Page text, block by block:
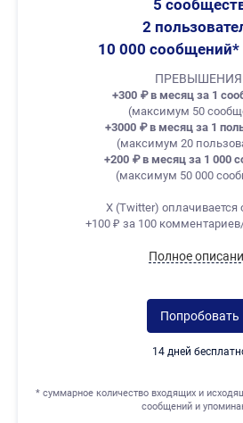
5
2
10 000 сообщений*
+300 ₽в месяц за 1
(максимум 50
+3000 ₽в месяц за 1
(максимум 20
+200 ₽в месяц за 1 000
(максимум 50 000
X (Twitter) оплачивается
+100 ₽ за 100
Полное
Попробовать
14 дней
* суммарное количество входящих и
сообщений и